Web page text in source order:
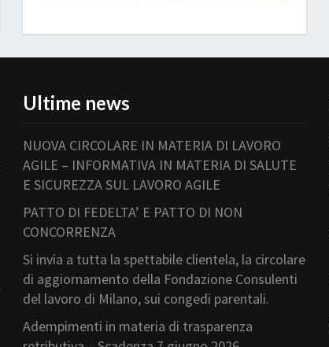
Ultime news
NUOVA CIRCOLARE IN MATERIA DI LAVORO
AGILE – INFORMATIVA IN MATERIA DI SALUTE
E SICUREZZA SUL LAVORO AGILE
PATTO DI FEDELTA’ E PATTO DI NON
CONCORRENZA
Si invia a tutta la spettabile clientela, la circolare
di aggiornamento della Fondazione Consulenti
del lavoro di Milano, sui congedi parentali.
Adempimenti in materia di trasparenza